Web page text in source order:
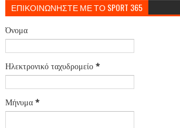
ΕΠΙΚΟΙΝΩΝΗΣΤΕ ΜΕ ΤΟ SPORT 365
Όνομα
Ηλεκτρονικό ταχυδρομείο *
Μήνυμα *